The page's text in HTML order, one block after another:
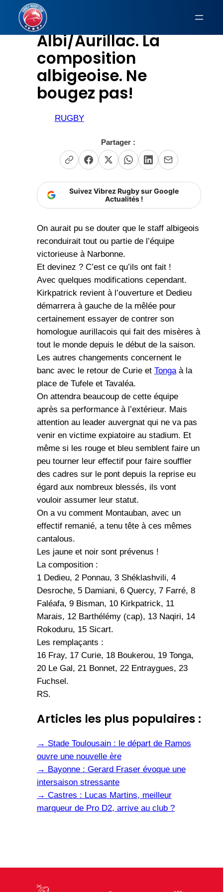
Aller
contenu Albi/Aurillac. La
composition
albigeoise. Ne
bougez pas!
RUGBY
Partager :
Suivez Vibrez Rugby sur Google
Actualités !
On aurait pu se douter que le staff albigeois
reconduirait tout ou partie de l’équipe
victorieuse à Narbonne.
Et devinez ? C’est ce qu’ils ont fait !
Avec quelques modifications cependant.
Kirkpatrick revient à l’ouverture et Dedieu
démarrera à gauche de la mêlée pour
certainement essayer de contrer son
homologue aurillacois qui fait des misères à
tout le monde depuis le début de la saison.
Les autres changements concernent le
banc avec le retour de Curie et Tongaà la
place de Tufele et Tavaléa.
On attendra beaucoup de cette équipe
après sa performance à l’extérieur. Mais
attention au leader auvergnat qui ne va pas
venir en victime expiatoire au stadium. Et
même si les rouge et bleu semblent faire un
peu tourner leur effectif pour faire souffler
des cadres sur le pont depuis la reprise eu
égard aux nombreux blessés, ils vont
vouloir assumer leur statut.
On a vu comment Montauban, avec un
effectif remanié, a tenu tête à ces mêmes
cantalous.
Les jaune et noir sont prévenus !
La composition :
1 Dedieu, 2 Ponnau, 3 Shéklashvili, 4
Desroche, 5 Damiani, 6 Quercy, 7 Farré, 8
Faléafa, 9 Bisman, 10 Kirkpatrick, 11
Marais, 12 Barthélémy (cap), 13 Naqiri, 14
Rokoduru, 15 Sicart.
Les remplaçants :
16 Fray, 17 Curie, 18 Boukerou, 19 Tonga,
20 Le Gal, 21 Bonnet, 22 Entraygues, 23
Fuchsel.
RS.
Articles les plus populaires :
→ Stade Toulousain : le départ de Ramos
ouvre une nouvelle ère
→ Bayonne : Gerard Fraser évoque une
intersaison stressante
→ Castres : Lucas Martins, meilleur
marqueur de Pro D2, arrive au club ?